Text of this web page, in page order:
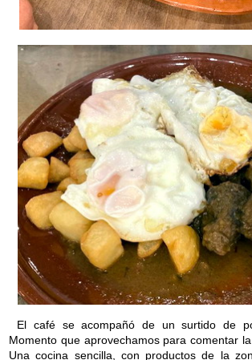
El café se acompañó de un surtido de
Momento que aprovechamos para comentar
Una cocina sencilla, con productos de la